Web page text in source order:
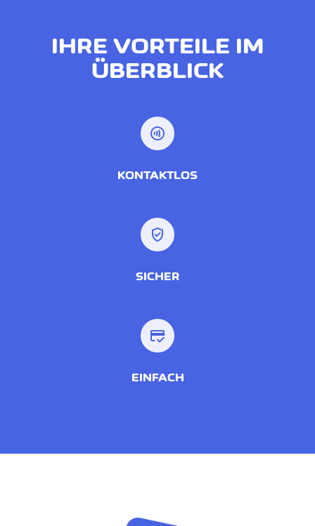
IHRE VORTEILE IM
ÜBERBLICK
contactless
KONTAKTLOS
verified_user
SICHER
credit_score
EINFACH